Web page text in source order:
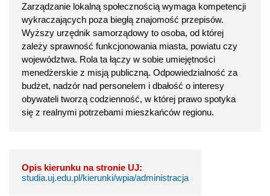
Zarządzanie lokalną społecznością wymaga kompetencji
wykraczających poza biegłą znajomość przepisów.
Wyższy urzędnik samorządowy to osoba, od której
zależy sprawność funkcjonowania miasta, powiatu czy
województwa. Rola ta łączy w sobie umiejętności
menedżerskie z misją publiczną. Odpowiedzialność za
budżet, nadzór nad personelem i dbałość o interesy
obywateli tworzą codzienność, w której prawo spotyka
się z realnymi potrzebami mieszkańców regionu.
Opis kierunku na stronie UJ:
studia.uj.edu.pl/kierunki/wpia/administracja